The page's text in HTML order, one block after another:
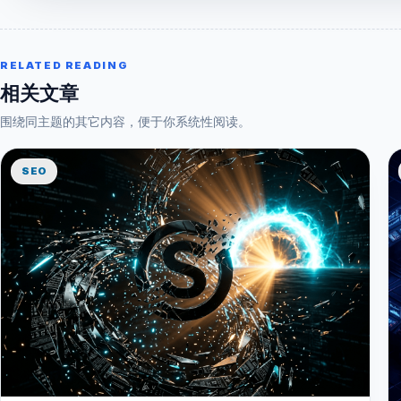
RELATED READING
相关文章
围绕同主题的其它内容，便于你系统性阅读。
SEO